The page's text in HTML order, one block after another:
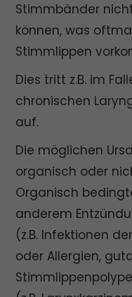
Stimmbänder
können, was
Stimmlippen
Dies tritt z.B. im
chronischen
auf.
Die möglichen
organisch oder
Organisch
anderem
(z.B. Infektionen
oder Allergien,